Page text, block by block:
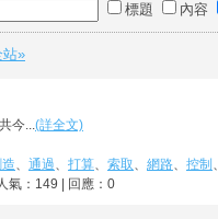
標題 內容
站»
今...(詳全文)
、 通過、 打算、 索取、 網路、 控制
氣：149 | 回應：0